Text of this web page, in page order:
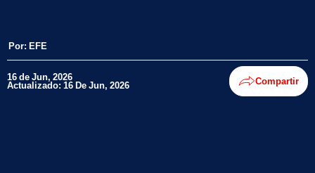
Por: EFE
16 de Jun, 2026
Actualizado: 16 De Jun, 2026 Compartir